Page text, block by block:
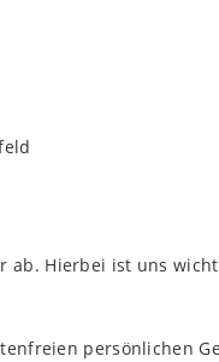
Hierbei ist uns
persönlichen